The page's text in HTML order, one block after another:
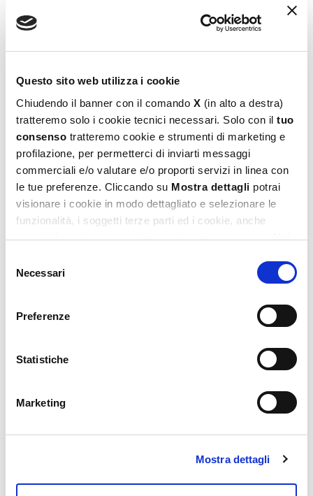
Questo sito web utilizza i cookie
Chiudendo il banner con il comando X (in alto a destra)
tratteremo solo i cookie tecnici necessari. Solo con il tuo
consenso tratteremo cookie e strumenti di marketing e
profilazione, per permetterci di inviarti messaggi
commerciali e/o valutare e/o proporti servizi in linea con
le tue preferenze. Cliccando su Mostra dettagli potrai
visionare i cookie in modo dettagliato e selezionare le
funzionalità, i soggetti terze parti ed i cookie, anche
eventualmente raggruppati per categorie omogenee. Nel
Privacy e Cookie Policy,
dove potrai avere maggiori
informazioni e modificare le tue scelte. Potrai verificare e
modificare i tuoi consensi anche cliccando sul simbolo
della graffetta presente su ogni pagina
delNecessari
Preferenze
Statistiche
Marketing
Mostra dettagli
Barbie Eco-Puzzle Mini 48
5,99 €
Aggiungi al carrello